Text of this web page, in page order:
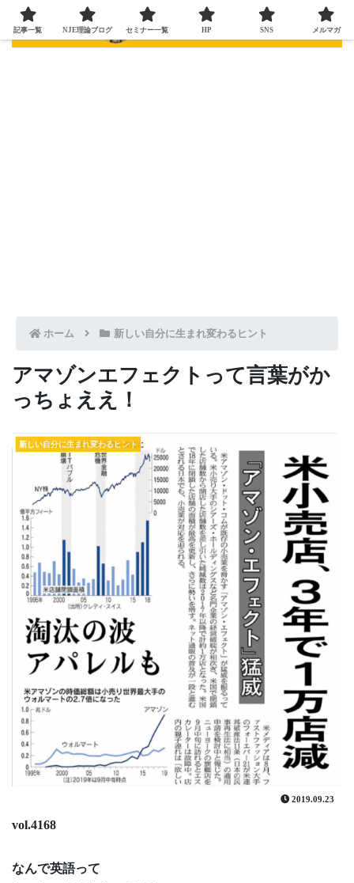
ホーム 新しい自分に生まれ変わるヒント
アマゾンエフェクトって言葉がか
っちょええ！
新しい自分に生まれ変わるヒント
2019.09.23
vol.4168
なんで英語って
記事一覧 NJE理論ブログ セミナー一覧 HP SNS メルマガ